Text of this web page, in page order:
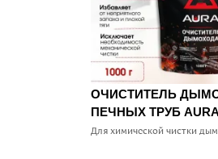
ОЧИСТИТЕЛЬ
ПЕЧНЫХ ТРУБ
Для химической чистки